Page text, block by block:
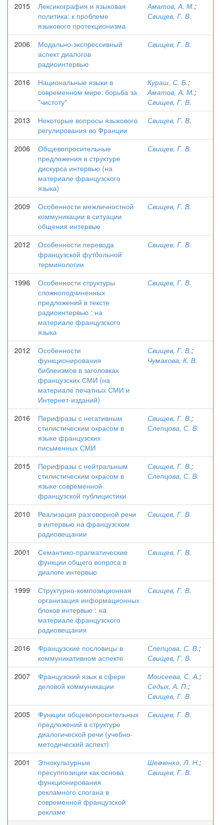
2015
Лексикография и языковая
политика: к проблеме
языкового протекционизма
Аматов, А. М.;
Свищев, Г. В.
2006
Модально-экспрессивный
аспект диалогов
радиоинтервью
Свищев, Г. В.
2016
Национальные языки в
современном мире: борьба за
"чистоту"
Кураш, С. Б.;
Аматов, А. М.;
Свищев, Г. В.
2013
Некоторые вопросы языкового
регулирования во Франции
Свищев, Г. В.
2006
Общевопросительные
предложения в структуре
дискурса интервью (на
материале французского
языка)
Свищев, Г. В.
2009
Особенности межличностной
коммуникации в ситуации
общения интервью
Свищев, Г. В.
2012
Особенности перевода
французской футбольной
терминологии
Свищев, Г. В.
1996
Особенности структуры
сложноподчиненных
предложений в тексте
радиоинтервью : на
материале французского
языка
Свищев, Г. В.
2012
Особенности
функционирования
библеизмов в заголовках
французских СМИ (на
материале печатных СМИ и
Интернет-изданий)
Свищев, Г. В.;
Чумакова, К. В.
2016
Перифразы с негативным
стилистическим окрасом в
языке французских
письменных СМИ
Свищев, Г. В.;
Слепцова, С. В.
2015
Перифразы с нейтральным
стилистическим окрасом в
языке современной
французской публицистики
Свищев, Г. В.;
Слепцова, С. В.
2010
Реализация разговорной речи
в интервью на французском
радиовещании
Свищев, Г. В.
2001
Семантико-прагматические
функции общего вопроса в
диалоге интервью
Свищев, Г. В.
1999
Структурно-композиционная
организация информационных
блоков интервью : на
материале французского
радиовещания
Свищев, Г. В.
2016
Французские пословицы в
коммуникативном аспекте
Слепцова, С. В.;
Свищев, Г. В.
2007
Французский язык в сфере
деловой коммуникации
Моисеева, С. А.;
Седых, А. П.;
Свищев, Г. В.
2005
Функции общевопросительных
предложений в структуре
диалогической речи (учебно-
методический аспект)
Свищев, Г. В.
2001
Этнокультурные
пресуппозиции как основа
функционирования
рекламного слогана в
современной французской
рекламе
Шевченко, Л. Н.;
Свищев, Г. В.